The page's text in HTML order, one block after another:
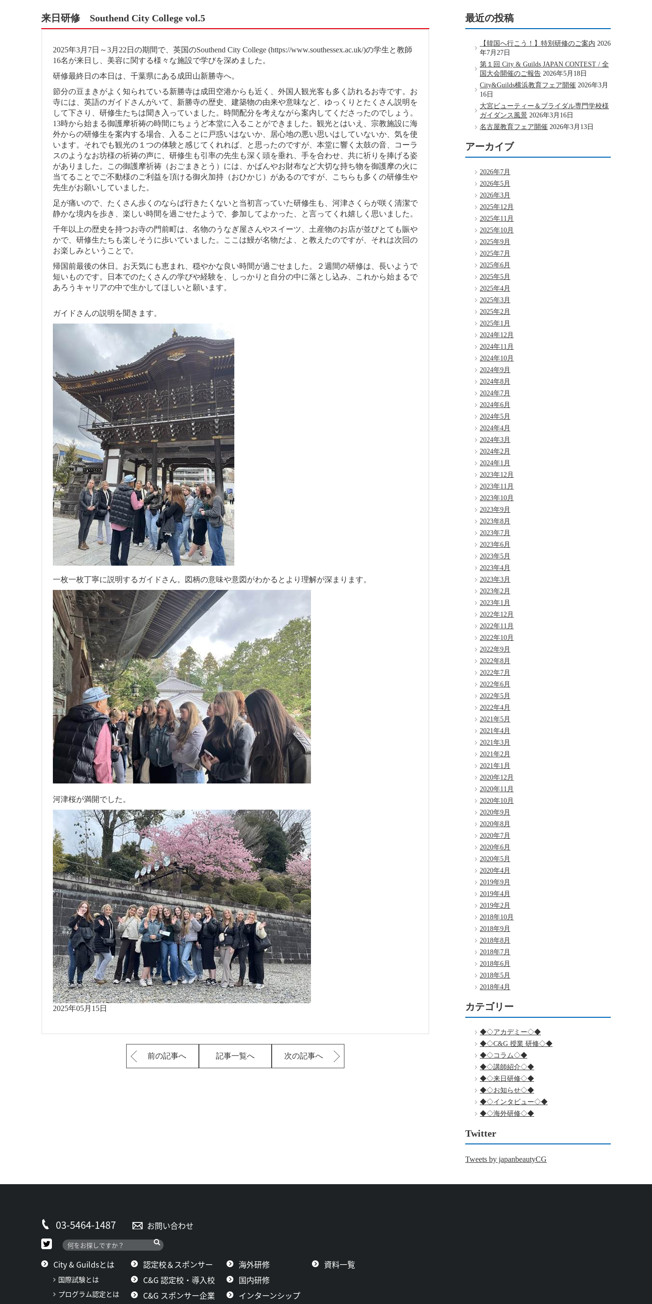
来日研修 Southend City College vol.5
2025年3月7日～3月22日の期間で、英国のSouthend City College (https://www.southessex.ac.uk/)の学生と教師
16名が来日し、美容に関する様々な施設で学びを深めました。
研修最終日の本日は、千葉県にある成田山新勝寺へ。
節分の豆まきがよく知られている新勝寺は成田空港からも近く、外国人観光客も多く訪れるお寺です。お
寺には、英語のガイドさんがいて、新勝寺の歴史、建築物の由来や意味など、ゆっくりとたくさん説明を
して下さり、研修生たちは聞き入っていました。時間配分を考えながら案内してくださったのでしょう。
13時から始まる御護摩祈祷の時間にちょうど本堂に入ることができました。観光とはいえ、宗教施設に海
外からの研修生を案内する場合、入ることに戸惑いはないか、居心地の悪い思いはしていないか、気を使
います。それでも観光の１つの体験と感じてくれれば、と思ったのですが、本堂に響く太鼓の音、コーラ
スのようなお坊様の祈祷の声に、研修生も引率の先生も深く頭を垂れ、手を合わせ、共に祈りを捧げる姿
がありました。この御護摩祈祷（おごまきとう）には、かばんやお財布など大切な持ち物を御護摩の火に
当てることでご不動様のご利益を頂ける御火加持（おひかじ）があるのですが、こちらも多くの研修生や
先生がお願いしていました。
足が痛いので、たくさん歩くのならば行きたくないと当初言っていた研修生も、河津さくらが咲く清潔で
静かな境内を歩き、楽しい時間を過ごせたようで、参加してよかった、と言ってくれ嬉しく思いました。
千年以上の歴史を持つお寺の門前町は、名物のうなぎ屋さんやスイーツ、土産物のお店が並びとても賑や
かで、研修生たちも楽しそうに歩いていました。ここは鰻が名物だよ、と教えたのですが、それは次回の
お楽しみということで。
帰国前最後の休日。お天気にも恵まれ、穏やかな良い時間が過ごせました。２週間の研修は、長いようで
短いものです。日本でのたくさんの学びや経験を、しっかりと自分の中に落とし込み、これから始まるで
あろうキャリアの中で生かしてほしいと願います。
ガイドさんの説明を聞きます。
一枚一枚丁寧に説明するガイドさん。図柄の意味や意図がわかるとより理解が深まります。
河津桜が満開でした。
2025年05月15日
前の記事へ 記事一覧へ 次の記事へ
最近の投稿
【韓国へ行こう！】特別研修のご案内 2026
年7月27日
第１回 City & Guilds JAPAN CONTEST / 全
国大会開催のご報告 2026年5月18日
City&Guilds横浜教育フェア開催 2026年3月
16日
大宮ビューティー＆ブライダル専門学校様
ガイダンス風景 2026年3月16日
名古屋教育フェア開催 2026年3月13日
アーカイブ
2026年7月
2026年5月
2026年3月
2025年12月
2025年11月
2025年10月
2025年9月
2025年7月
2025年6月
2025年5月
2025年4月
2025年3月
2025年2月
2025年1月
2024年12月
2024年11月
2024年10月
2024年9月
2024年8月
2024年7月
2024年6月
2024年5月
2024年4月
2024年3月
2024年2月
2024年1月
2023年12月
2023年11月
2023年10月
2023年9月
2023年8月
2023年7月
2023年6月
2023年5月
2023年4月
2023年3月
2023年2月
2023年1月
2022年12月
2022年11月
2022年10月
2022年9月
2022年8月
2022年7月
2022年6月
2022年5月
2022年4月
2021年5月
2021年4月
2021年3月
2021年2月
2021年1月
2020年12月
2020年11月
2020年10月
2020年9月
2020年8月
2020年7月
2020年6月
2020年5月
2020年4月
2019年9月
2019年4月
2019年2月
2018年10月
2018年9月
2018年8月
2018年7月
2018年6月
2018年5月
2018年4月
カテゴリー
◆◇アカデミー◇◆
◆◇C&G 授業 研修◇◆
◆◇コラム◇◆
◆◇講師紹介◇◆
◆◇来日研修◇◆
◆◇お知らせ◇◆
◆◇インタビュー◇◆
◆◇海外研修◇◆
Twitter
Tweets by japanbeautyCG
03-5464-1487 お問い合わせ
City & Guildsとは
国際試験とは
プログラム認定とは
認定校＆スポンサー
C&G 認定校・導入校
C&G スポンサー企業
海外研修
国内研修
インターンシップ
資料一覧